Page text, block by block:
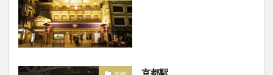
京都駅